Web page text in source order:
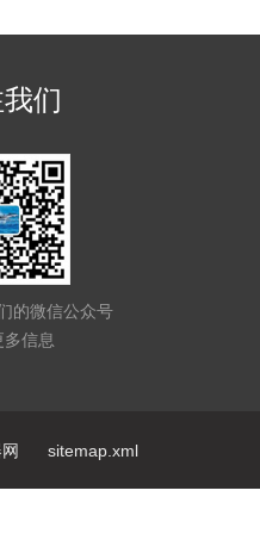
们
的微信公众号
多信息
sitemap.xml